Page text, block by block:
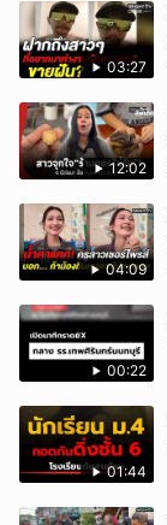
03:27
12:02
04:09
00:22
01:44